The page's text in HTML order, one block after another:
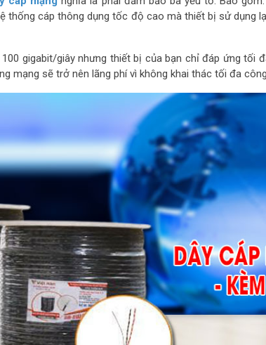
thống cáp thông dụng tốc độ cao mà thiết bị sử dụng
gigabit/giây nhưng thiết bị của bạn chỉ đáp ứng tối
mạng sẽ trở nên lãng phí vì không khai thác tối đa